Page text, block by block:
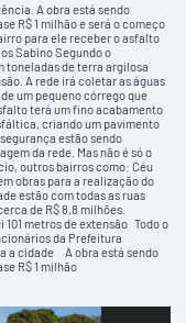
A obra está sendo
R$ 1 milhão e será o começo
para ele receber o asfalto
Sabino Segundo o
toneladas de terra argilosa
A rede irá coletar as águas
um pequeno córrego que
terá um fino acabamento
criando um pavimento
estão sendo
da rede. Mas não é só o
outros bairros como: Céu
obras para a realização do
estão com todas as ruas
de R$ 8,8 milhões.
metros de extensão Todo o
da Prefeitura
a cidade A obra está sendo
R$ 1 milhão